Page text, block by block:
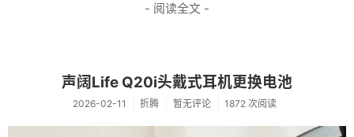
关于
友情链接
- 阅读全文 -
声阔Life Q20i头戴式耳机更换电池
2026-02-11 折腾 暂无评论 1872 次阅读